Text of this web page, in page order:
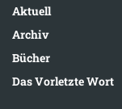
Aktuell
Archiv
Bücher
Das Vorletzte Wort